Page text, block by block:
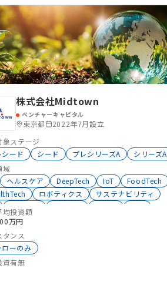
株式会社Midtown
ベンチャーキャピタル
東京都
2022年7月設立
象ステージ
シード
シード プレシリーズA
シリーズA
域
ヘルスケア DeepTech IoT
FoodTech
ロボティクス
サステナビリティ
AgriTech Co2削減
スタートアップ
ーバル
ートシティ
均投資額
万円
タンス
ローのみ
資有無